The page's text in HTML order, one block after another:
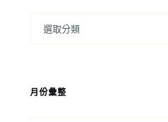
月份彙整